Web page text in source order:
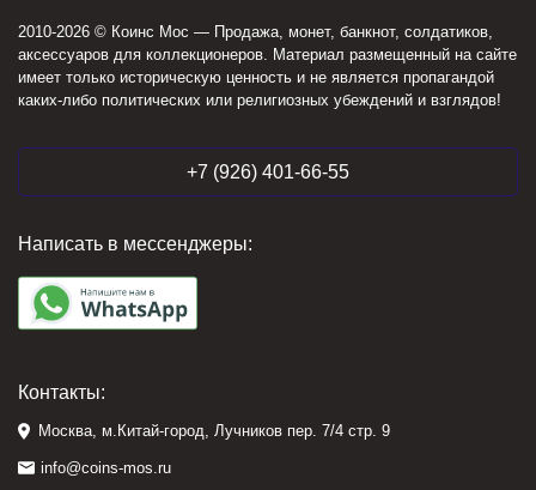
2010-2026 © Коинс Мос — Продажа, монет, банкнот, солдатиков,
аксессуаров для коллекционеров. Материал размещенный на сайте
имеет только историческую ценность и не является пропагандой
каких-либо политических или религиозных убеждений и взглядов!
+7 (926) 401-66-55
Написать в мессенджеры:
Контакты:
Москва, м.Китай-город, Лучников пер. 7/4 стр. 9
info@coins-mos.ru